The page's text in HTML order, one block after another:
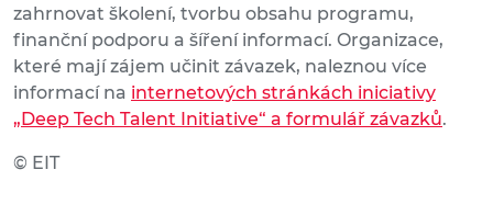
zahrnovat školení, tvorbu obsahu programu,
finanční podporu a šíření informací. Organizace,
které mají zájem učinit závazek, naleznou více
informací na internetových stránkách iniciativy
„Deep Tech Talent Initiative“ a formulář závazků.
© EIT